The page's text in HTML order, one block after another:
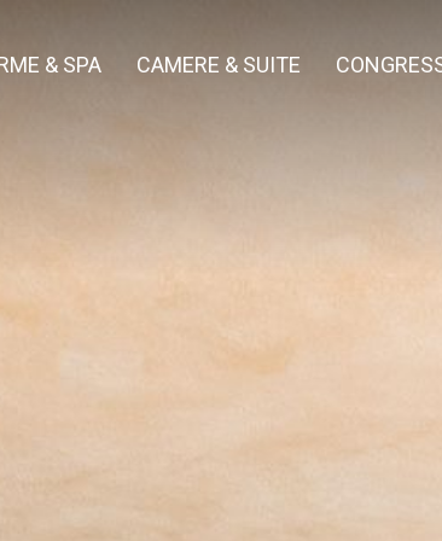
& SPA CAMERE & SUITE